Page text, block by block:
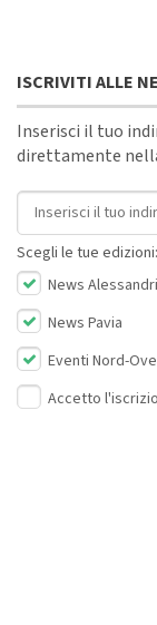
ISCRIVITI ALLE
Inserisci il tuo
direttamente
Indirizzo email
Scegli le tue edizioni:
News
News Pavia
Eventi Nord-
Accetto